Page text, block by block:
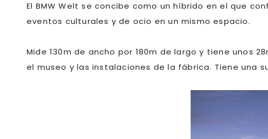
El BMW Welt se concibe como un híbrido en el que
eventos culturales y de ocio en un mismo espacio.
Mide 130m de ancho por 180m de largo y tiene unos
el museo y las instalaciones de la fábrica. Tiene una